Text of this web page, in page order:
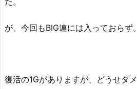
が、今回もBIG連には入っておらず。
復活の1Gがありますが、どうせダ